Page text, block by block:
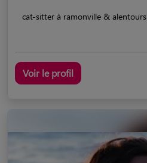
cat-sitter à ramonville & alentours
Voir le profil